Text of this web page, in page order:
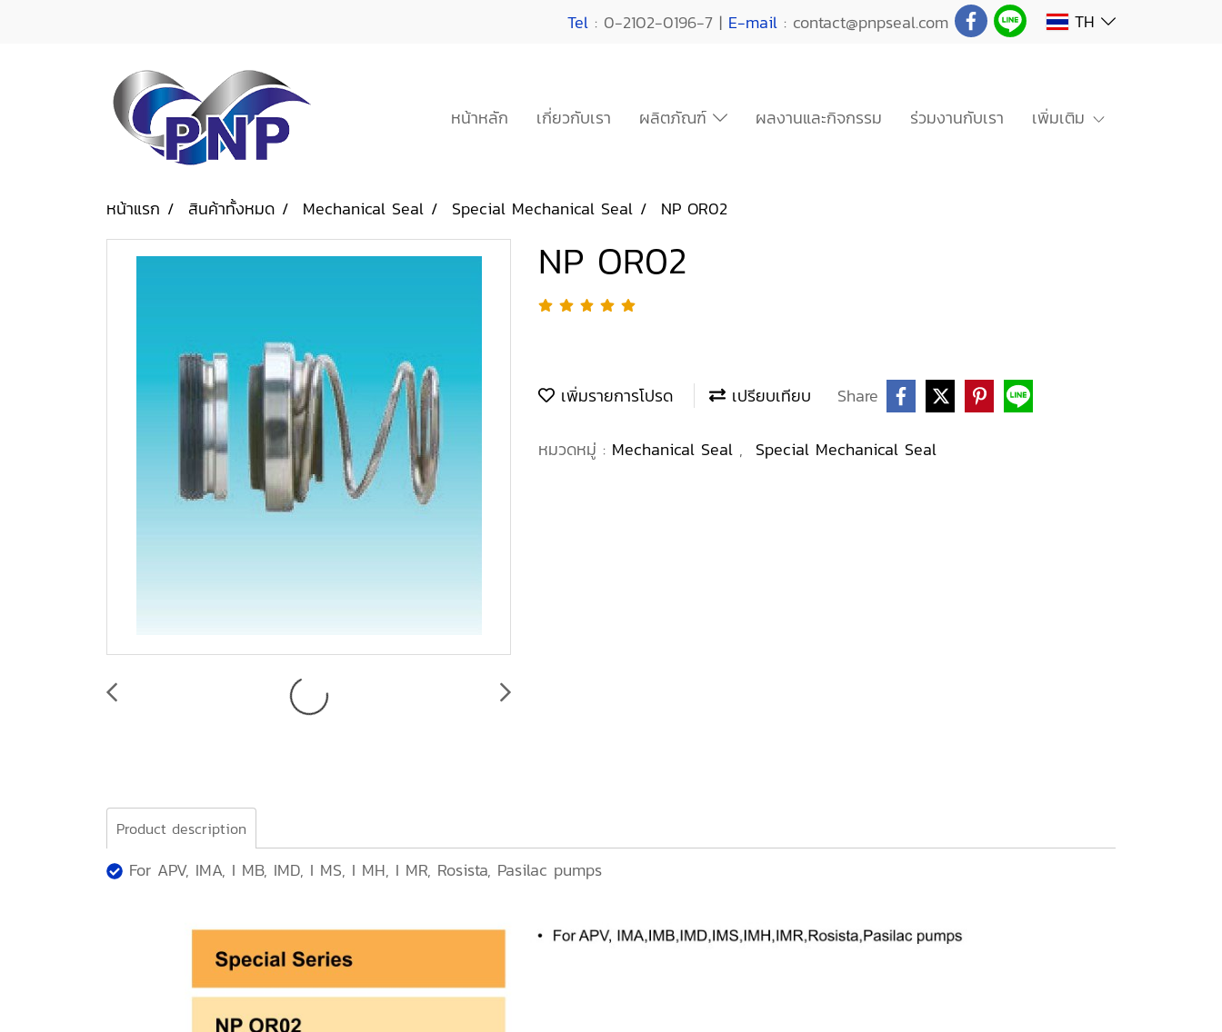
Tel : 0-2102-0196-7 | E-mail : contact@pnpseal.com TH
หน้าหลัก เกี่ยวกับเรา ผลิตภัณฑ์ ผลงานและกิจกรรม ร่วมงานกับเรา เพิ่มเติม
หน้าแรก สินค้าทั้งหมด Mechanical Seal Special Mechanical Seal NP OR02
NP OR02
เพิ่มรายการโปรด เปรียบเทียบ Share
หมวดหมู่ : Mechanical Seal , Special Mechanical Seal
Product description
For APV, IMA, I MB, IMD, I MS, I MH, I MR, Rosista, Pasilac pumps